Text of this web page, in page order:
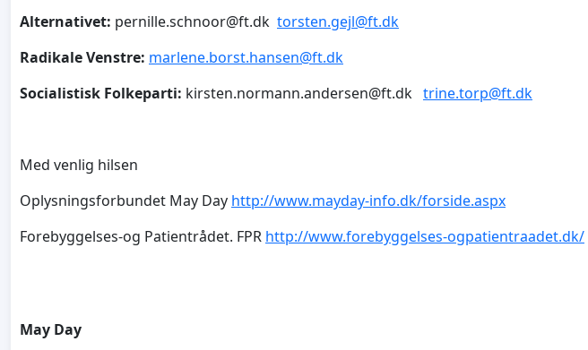
Alternativet: pernille.schnoor@ft.dk torsten.gejl@ft.dk
Radikale Venstre: marlene.borst.hansen@ft.dk
Socialistisk Folkeparti: kirsten.normann.andersen@ft.dk trine.torp@ft.dk
Med venlig hilsen
Oplysningsforbundet May Day http://www.mayday-info.dk/forside.aspx
Forebyggelses-og Patientrådet. FPR http://www.forebyggelses-ogpatientraadet.dk/
May Day